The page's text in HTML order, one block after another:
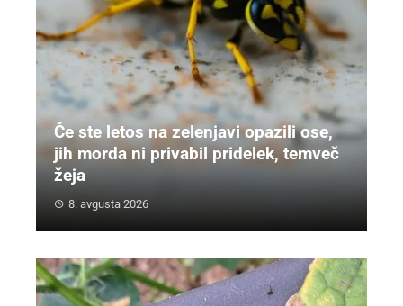
Če ste letos na zelenjavi opazili ose,
jih morda ni privabil pridelek, temveč
žeja
8. avgusta 2026